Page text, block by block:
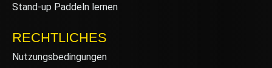
Stand-up Paddeln lernen
RECHTLICHES
Nutzungsbedingungen